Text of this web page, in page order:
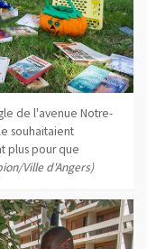
de l'avenue Notre-
souhaitaient
plus pour que
Ville d'Angers)